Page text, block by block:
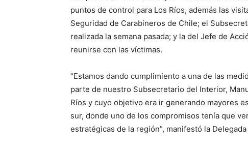
puntos de control para Los Ríos, además las
Seguridad de Carabineros de Chile; el
realizada la semana pasada; y la del Jefe de
reunirse con las víctimas.
“Estamos dando cumplimiento a una de las
parte de nuestro Subsecretario del Interior,
Ríos y cuyo objetivo era ir generando mayores
sur, donde uno de los compromisos tenía que
estratégicas de la región”, manifestó la